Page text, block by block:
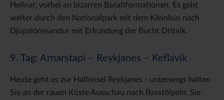
Hellnar, vorbei an bizarren Basaltformationen. Es geht
weiter durch den Nationalpark mit dem Kleinbus nach
Djúpalónssandur mit Erkundung der Bucht Dritvík.
9. Tag: Arnarstapi – Reykjanes – Keflavík
Heute geht es zur Halbinsel Reykjanes - unterwegs halten
Sie an der rauen Küste Ausschau nach Basstölpeln. Sie